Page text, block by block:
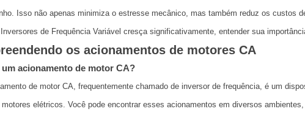
Isso não apenas minimiza o estresse mecânico, mas também reduz os custos
de Frequência Variável cresça significativamente, entender sua
os acionamentos de motores CA
um acionamento de motor CA?
de motor CA, frequentemente chamado de inversor de frequência, é um
motores elétricos. Você pode encontrar esses acionamentos em diversos